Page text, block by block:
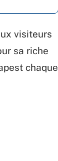
visiteurs
sa riche
chaque